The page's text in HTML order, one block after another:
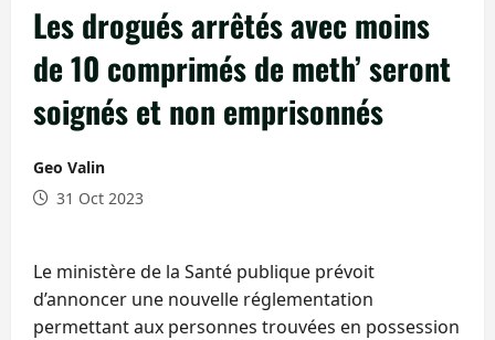
Les drogués arrêtés avec moins
de 10 comprimés de meth’ seront
soignés et non emprisonnés
Geo Valin
31 Oct 2023
Le ministère de la Santé publique prévoit
d’annoncer une nouvelle réglementation
permettant aux personnes trouvées en possession